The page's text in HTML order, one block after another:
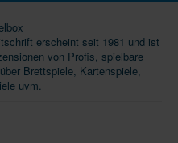
erscheint seit 1981 und ist
von Profis, spielbare
Brettspiele, Kartenspiele,
uvm.